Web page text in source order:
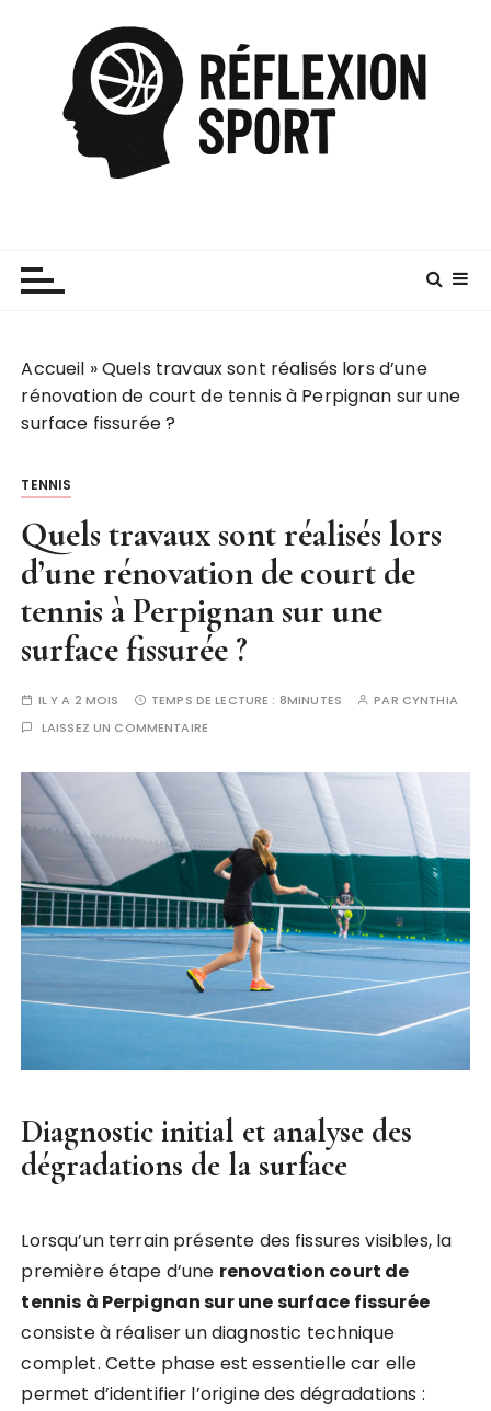
Accueil »Quels travaux sont réalisés lors d’une
rénovation de court de tennis à Perpignan sur une
surface fissurée ?
TENNIS
Quels travaux sont réalisés lors
d’une rénovation de court de
tennis à Perpignan sur une
surface fissurée ?
IL Y A 2 MOIS TEMPS DE LECTURE : 8MINUTES PAR CYNTHIA
LAISSEZ UN COMMENTAIRE
Diagnostic initial et analyse des
dégradations de la surface
Lorsqu’un terrain présente des fissures visibles, la
première étape d’une renovation court de
tennis à Perpignan sur une surface fissurée
consiste à réaliser un diagnostic technique
complet. Cette phase est essentielle car elle
permet d’identifier l’origine des dégradations :